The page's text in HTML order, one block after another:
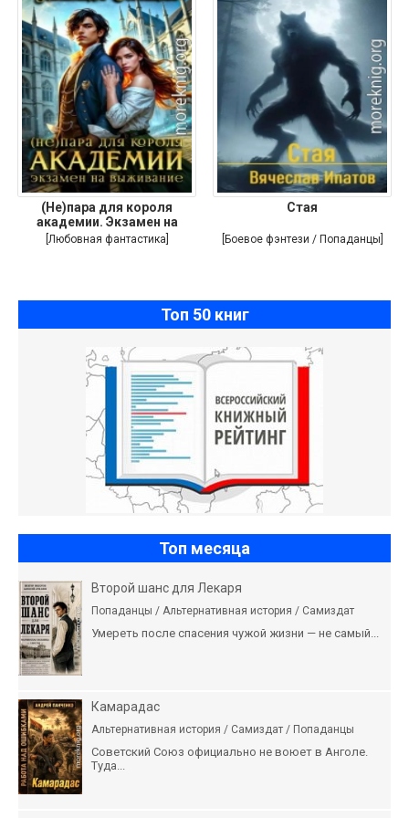
(Не)пара для короля
академии. Экзамен на
выживание
[Любовная фантастика]
Стая
[Боевое фэнтези / Попаданцы]
Топ 50 книг
Топ месяца
Второй шанс для Лекаря
Попаданцы / Альтернативная история / Самиздат
Умереть после спасения чужой жизни — не самый...
Камарадас
Альтернативная история / Самиздат / Попаданцы
Советский Союз официально не воюет в Анголе.
Туда...